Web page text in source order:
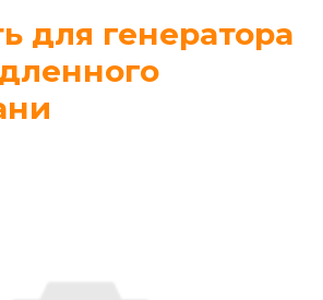
для генератора